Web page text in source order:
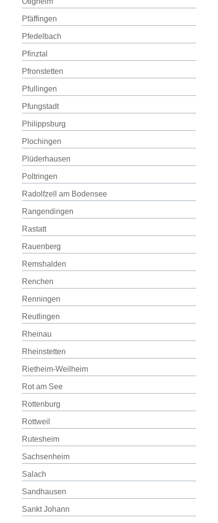
Pfäffingen
Pfedelbach
Pfinztal
Pfronstetten
Pfullingen
Pfungstadt
Philippsburg
Plochingen
Plüderhausen
Poltringen
Radolfzell am Bodensee
Rangendingen
Rastatt
Rauenberg
Remshalden
Renchen
Renningen
Reutlingen
Rheinau
Rheinstetten
Rietheim-Weilheim
Rot am See
Rottenburg
Rottweil
Rutesheim
Sachsenheim
Salach
Sandhausen
Sankt Johann